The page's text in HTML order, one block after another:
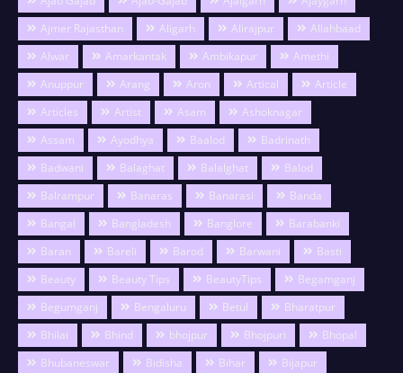
Ajmer Rajasthan
Aligarh Alirajpur
Allahbaad
Alwar
Amarkantak Ambikapur
Amethi
Anuppur
Arang Aron Artical
Article
Articles
Artist Asam
Ashoknagar
Assam
Ayodhya Baalod
Badrinath
Badwani
Balaghat Balalghat
Balod
Balrampur
Banaras Banarasi
Banda
Bangal
Bangladesh Banglore
Barabanki
Baran
Bareli Barod Barwani
Basti
Beauty
Beauty Tips BeautyTips
Begamganj
Begumganj
Bengaluru Betul
Bharatpur
Bhilai
Bhind bhojpur Bhojpuri
Bhopal
Bhubaneswar
Bidisha Bihar
Bijapur